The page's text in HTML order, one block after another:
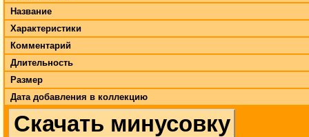
Название
Характеристики
Комментарий
Длительность
Размер
Дата добавления в коллекцию
Скачать минусовку